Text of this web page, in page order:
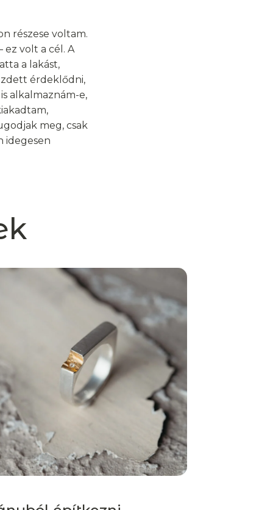
részese voltam.
volt a cél. A
a lakást,
érdeklődni,
alkalmaznám-e,
meg, csak
idegesen